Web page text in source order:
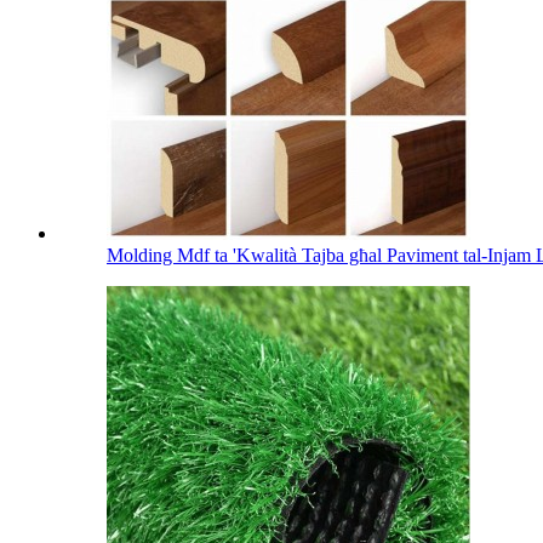
Molding Mdf ta 'Kwalità Tajba għal Paviment tal-Injam